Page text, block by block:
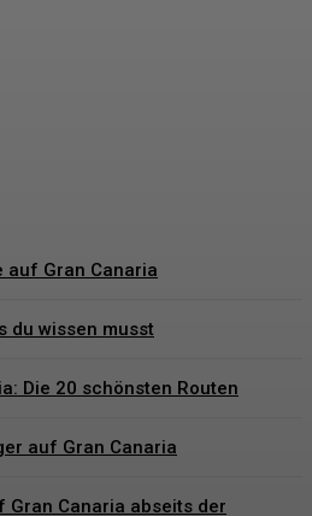
auf Gran Canaria
du wissen musst
Die 20 schönsten Routen
auf Gran Canaria
Gran Canaria abseits der